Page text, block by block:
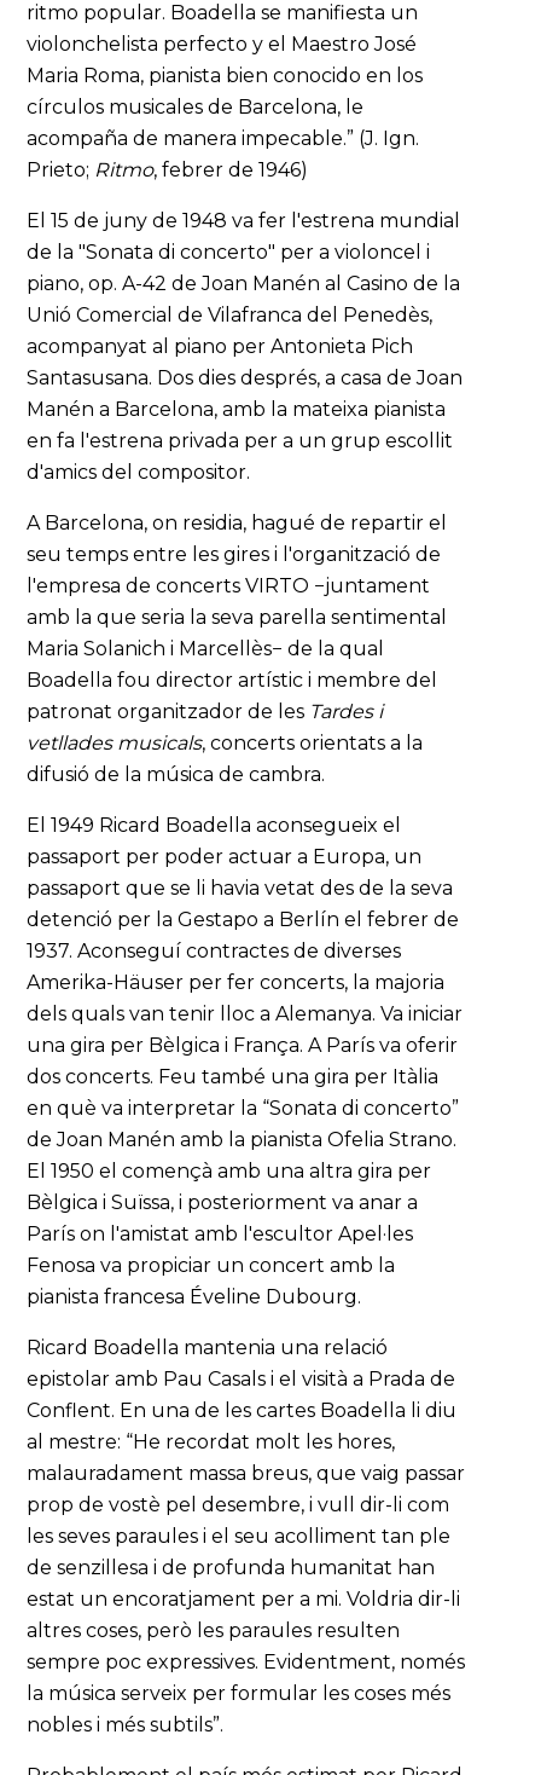
ritmo popular. Boadella se manifiesta un
violonchelista perfecto y el Maestro José
Maria Roma, pianista bien conocido en los
círculos musicales de Barcelona, le
acompaña de manera impecable.” (J. Ign.
Prieto; Ritmo, febrer de 1946)
El 15 de juny de 1948 va fer l'estrena mundial
de la "Sonata di concerto" per a violoncel i
piano, op. A-42 de Joan Manén al Casino de la
Unió Comercial de Vilafranca del Penedès,
acompanyat al piano per Antonieta Pich
Santasusana. Dos dies després, a casa de Joan
Manén a Barcelona, amb la mateixa pianista
en fa l'estrena privada per a un grup escollit
d'amics del compositor.
A Barcelona, on residia, hagué de repartir el
seu temps entre les gires i l'organització de
l'empresa de concerts VIRTO −juntament
amb la que seria la seva parella sentimental
Maria Solanich i Marcellès− de la qual
Boadella fou director artístic i membre del
patronat organitzador de les Tardes i
vetllades musicals, concerts orientats a la
difusió de la música de cambra.
El 1949 Ricard Boadella aconsegueix el
passaport per poder actuar a Europa, un
passaport que se li havia vetat des de la seva
detenció per la Gestapo a Berlín el febrer de
1937. Aconseguí contractes de diverses
Amerika-Häuser per fer concerts, la majoria
dels quals van tenir lloc a Alemanya. Va iniciar
una gira per Bèlgica i França. A París va oferir
dos concerts. Feu també una gira per Itàlia
en què va interpretar la “Sonata di concerto”
de Joan Manén amb la pianista Ofelia Strano.
El 1950 el començà amb una altra gira per
Bèlgica i Suïssa, i posteriorment va anar a
París on l'amistat amb l'escultor Apel·les
Fenosa va propiciar un concert amb la
pianista francesa Éveline Dubourg.
Ricard Boadella mantenia una relació
epistolar amb Pau Casals i el visità a Prada de
Conflent. En una de les cartes Boadella li diu
al mestre: “He recordat molt les hores,
malauradament massa breus, que vaig passar
prop de vostè pel desembre, i vull dir-li com
les seves paraules i el seu acolliment tan ple
de senzillesa i de profunda humanitat han
estat un encoratjament per a mi. Voldria dir-li
altres coses, però les paraules resulten
sempre poc expressives. Evidentment, només
la música serveix per formular les coses més
nobles i més subtils”.